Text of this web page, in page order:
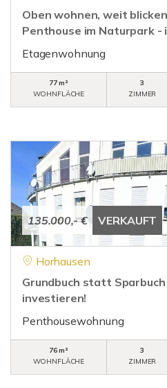
Oben wohnen, weit
Penthouse im Naturpark -
Etagenwohnung
77 m²
WOHNFLÄCHE
3
ZIMMER
135.000,- € VERKAUFT
Horhausen
Grundbuch statt
investieren!
Penthousewohnung
76 m²
WOHNFLÄCHE
3
ZIMMER